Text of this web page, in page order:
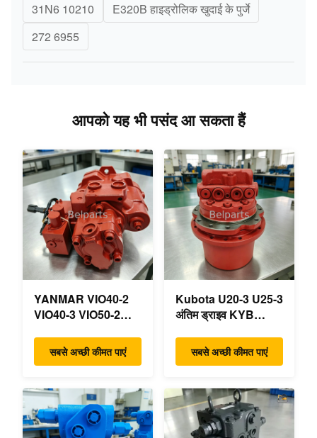
31N6 10210
E320B हाइड्रोलिक खुदाई के पुर्जे
272 6955
आपको यह भी पसंद आ सकता हैं
YANMAR VIO40-2
VIO40-3 VIO50-2
VIO55-3 मुख्य
हाइड्रोलिक पंप OEM
16023 B0600-16017
मिनी खुदाई
सबसे अच्छी कीमत पाएं
Kubota U20-3 U25-3
अंतिम ड्राइव KYB
OEM ट्रैवल मोटर
B0240-18076
RB559-61290
RC157-78000 मिनी
खुदाई भागों के लिए
सबसे अच्छी कीमत पाएं